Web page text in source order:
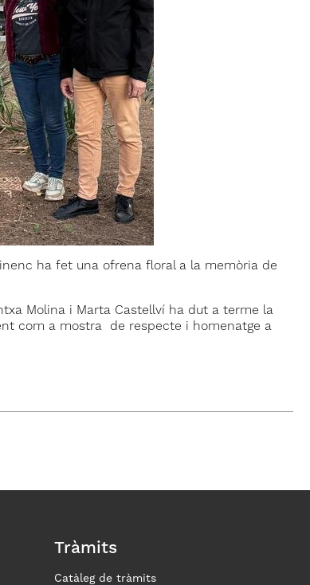
ha fet una ofrena floral a la memòria de
Molina i Marta Castellví ha dut a terme la
com a mostra de respecte i homenatge a
Tràmits
Catàleg de tràmits